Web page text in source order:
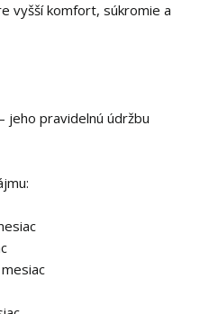
vyšší komfort, súkromie a
jeho pravidelnú údržbu